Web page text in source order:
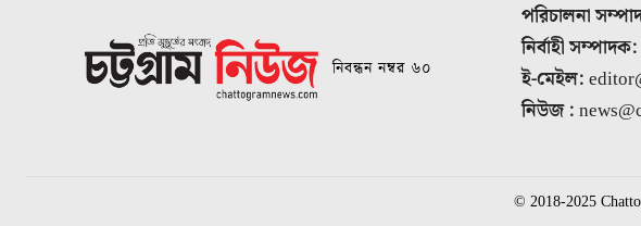
নিবন্ধন নম্বর ৬০
পরিচালনা
নির্বাহী সম্পাদক:
ই-মেইল:
নিউজ :
© 2018-2025